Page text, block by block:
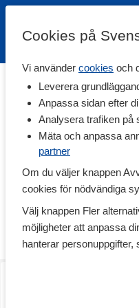
Cookies på
Vi använder cookies och
Leverera
Anpassa sidan efter
Analysera trafiken på
Mäta och anpassa
partner
Om du väljer knappen
cookies för nödvändiga
Välj knappen Fler
möjligheter att anpassa
hanterar personuppgifter,
Vulkanskydd
Vulkan är välkända och
flera olika utföranden
passar kroppens alla olika
stöd åt lederna. Perfekt för
hindras av försvagade